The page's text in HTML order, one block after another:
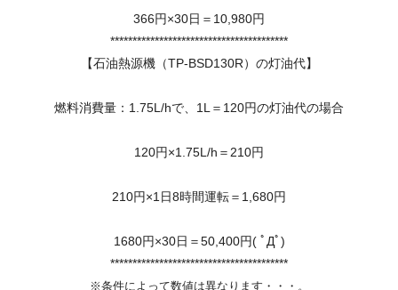
366円×30日＝10,980円
****************************************
【石油熱源機（TP-BSD130R）の灯油代】
燃料消費量：1.75L/hで、1L＝120円の灯油代の場合
120円×1.75L/h＝210円
210円×1日8時間運転＝1,680円
1680円×30日＝50,400円( ﾟДﾟ)
****************************************
※条件によって数値は異なります・・・。